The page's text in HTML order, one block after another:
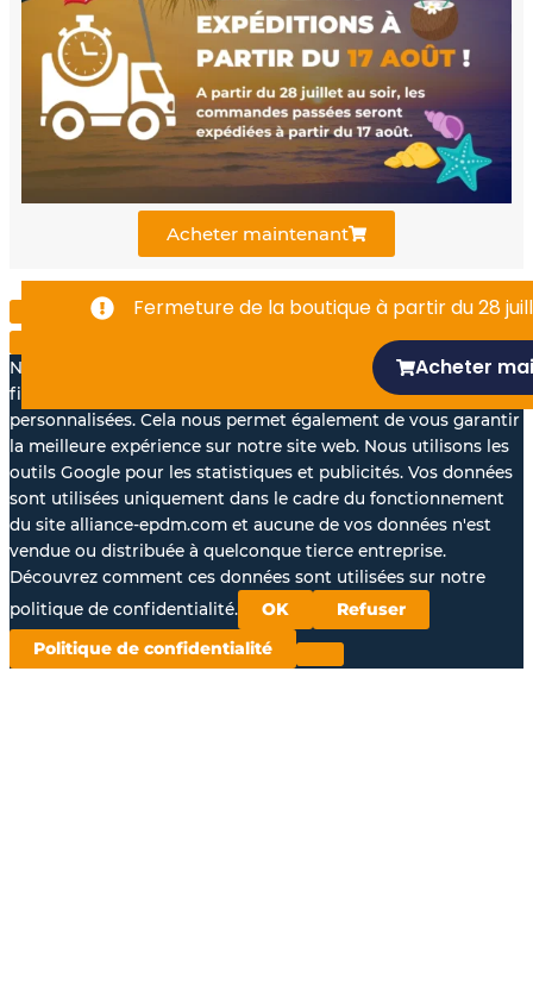
b
o
o
k
-
u
b
e
e
d
i
n
Acheter maintenant
Fermeture de la boutique à partir du 28
Acheter
Nous aimerions avec votre accord, utiliser vos données à des
fins statistiques et pour vous proposer des annonces
personnalisées. Cela nous permet également de vous garantir
la meilleure expérience sur notre site web. Nous utilisons les
outils Google pour les statistiques et publicités. Vos données
sont utilisées uniquement dans le cadre du fonctionnement
du site alliance-epdm.com et aucune de vos données n'est
vendue ou distribuée à quelconque tierce entreprise.
Découvrez comment ces données sont utilisées sur notre
politique de confidentialité.
OK Refuser
Politique de confidentialité